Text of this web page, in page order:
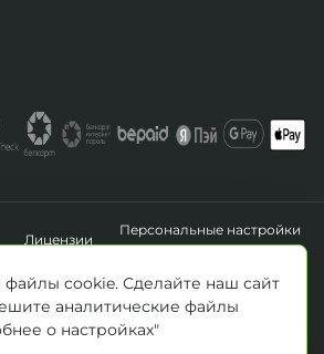
Лицензии
Персональные настройки
файлов cookie
горисполкомом 14.04.2020 г.
2026. ООО «Клиника Каскад»
данной странице, носят информационный
cookie. Сделайте наш сайт
аналитические файлы
о настройках"